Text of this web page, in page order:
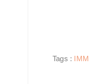
Tags : IMM